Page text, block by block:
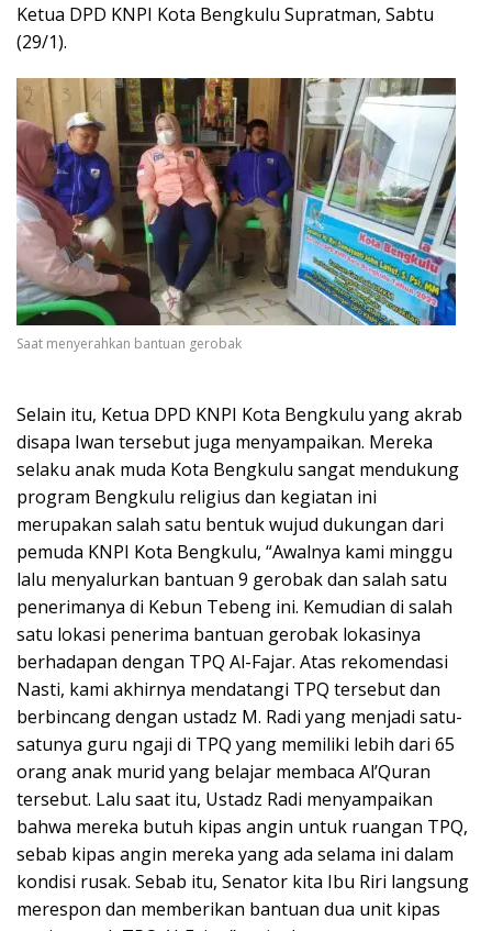
Ketua DPD KNPI Kota Bengkulu Supratman, Sabtu
(29/1).
Saat menyerahkan bantuan gerobak
Selain itu, Ketua DPD KNPI Kota Bengkulu yang akrab
disapa Iwan tersebut juga menyampaikan. Mereka
selaku anak muda Kota Bengkulu sangat mendukung
program Bengkulu religius dan kegiatan ini
merupakan salah satu bentuk wujud dukungan dari
pemuda KNPI Kota Bengkulu, “Awalnya kami minggu
lalu menyalurkan bantuan 9 gerobak dan salah satu
penerimanya di Kebun Tebeng ini. Kemudian di salah
satu lokasi penerima bantuan gerobak lokasinya
berhadapan dengan TPQ Al-Fajar. Atas rekomendasi
Nasti, kami akhirnya mendatangi TPQ tersebut dan
berbincang dengan ustadz M. Radi yang menjadi satu-
satunya guru ngaji di TPQ yang memiliki lebih dari 65
orang anak murid yang belajar membaca Al’Quran
tersebut. Lalu saat itu, Ustadz Radi menyampaikan
bahwa mereka butuh kipas angin untuk ruangan TPQ,
sebab kipas angin mereka yang ada selama ini dalam
kondisi rusak. Sebab itu, Senator kita Ibu Riri langsung
merespon dan memberikan bantuan dua unit kipas